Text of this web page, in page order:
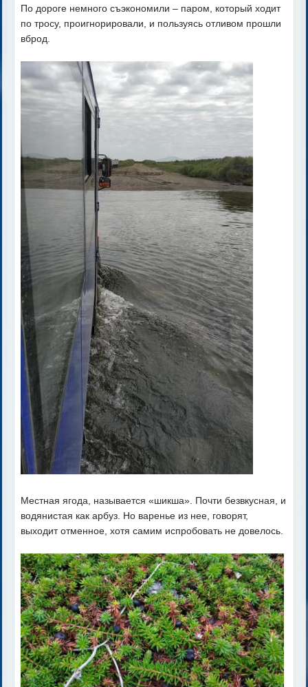
По дороге немного съэкономили – паром, который ходит
по тросу, проигнорировали, и пользуясь отливом прошли
вброд.
Местная ягода, называется «шикша». Почти безвкусная, и
водянистая как арбуз. Но варенье из нее, говорят,
выходит отменное, хотя самим испробовать не довелось.